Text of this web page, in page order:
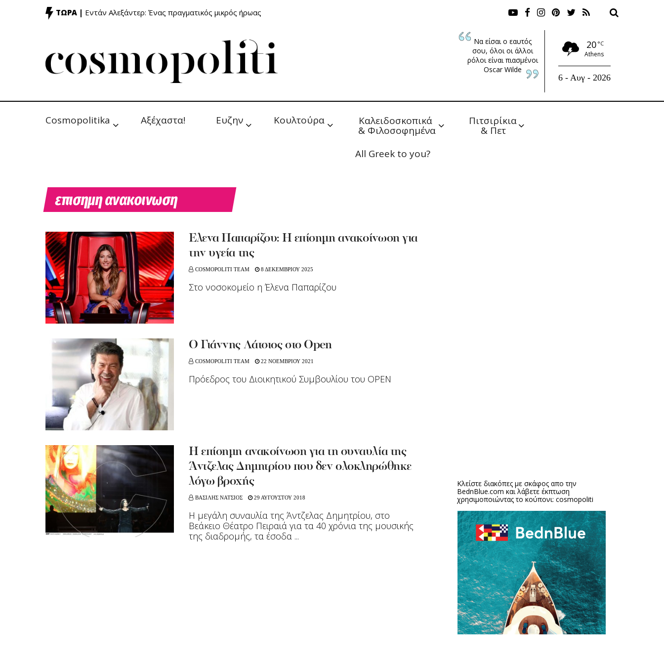
ΤΩΡΑ | Εντάν Αλεξάντερ: Ένας πραγματικός μικρός ήρωας
Να είσαι ο εαυτός
σου, όλοι οι άλλοι
ρόλοι είναι πιασμένοι
Oscar Wilde
20 °C
Athens
6 - Αυγ - 2026
Cosmopolitika Αξέχαστα! Ευζην Κουλτούρα Καλειδοσκοπικά
& Φιλοσοφημένα
Πιτσιρίκια
& Πετ
All Greek to you?
επισημη ανακοινωση
Έλενα Παπαρίζου: Η επίσημη ανακοίνωση για
την υγεία της
COSMOPOLITI TEAM 8 ΔΕΚΕΜΒΡΙΟΥ 2025
Στο νοσοκομείο η Έλενα Παπαρίζου
Ο Γιάννης Λάτσιος στο Open
COSMOPOLITI TEAM 22 ΝΟΕΜΒΡΙΟΥ 2021
Πρόεδρος του Διοικητικού Συμβουλίου του OPEN
Η επίσημη ανακοίνωση για τη συναυλία της
Άντζελας Δημητρίου που δεν ολοκληρώθηκε
λόγω βροχής
ΒΑΣΙΛΗΣ ΝΑΤΣΙΟΣ 29 ΑΥΓΟΥΣΤΟΥ 2018
Η μεγάλη συναυλία της Άντζελας Δημητρίου, στο
Βεάκειο Θέατρο Πειραιά για τα 40 χρόνια της μουσικής
της διαδρομής, τα έσοδα ...
Κλείστε διακόπες με σκάφος απο την
BednBlue.com και λάβετε έκπτωση
χρησιμοποιώντας το κούπονι: cosmopoliti